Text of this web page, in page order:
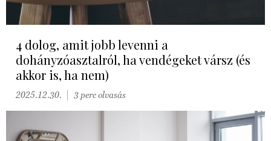
4 dolog, amit jobb levenni a
dohányzóasztalról, ha vendégeket vársz (és
akkor is, ha nem)
2025.12.30. 3 perc olvasás